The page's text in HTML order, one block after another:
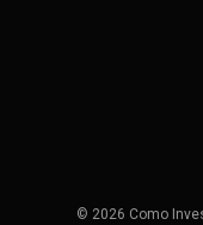
© 2026 Como